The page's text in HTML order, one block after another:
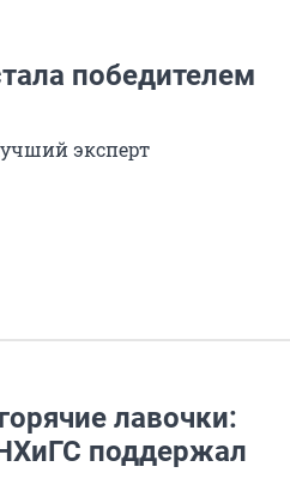
победителем
эксперт
лавочки:
поддержал